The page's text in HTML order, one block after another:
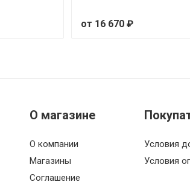
99Y
109Y
107Y
97Y
от 16 670 ₽
О магазине
О компании
Магазины
Соглашение
Условия
Условия